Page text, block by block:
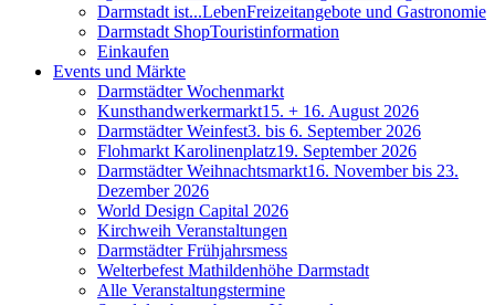
Darmstadt ist...LebenFreizeitangebote und Gastronomie
Darmstadt ShopTouristinformation
Einkaufen
Events und Märkte
Darmstädter Wochenmarkt
Kunsthandwerkermarkt15. + 16. August 2026
Darmstädter Weinfest3. bis 6. September 2026
Flohmarkt Karolinenplatz19. September 2026
Darmstädter Weihnachtsmarkt16. November bis 23.
Dezember 2026
World Design Capital 2026
Kirchweih Veranstaltungen
Darmstädter Frühjahrsmess
Welterbefest Mathildenhöhe Darmstadt
Alle Veranstaltungstermine